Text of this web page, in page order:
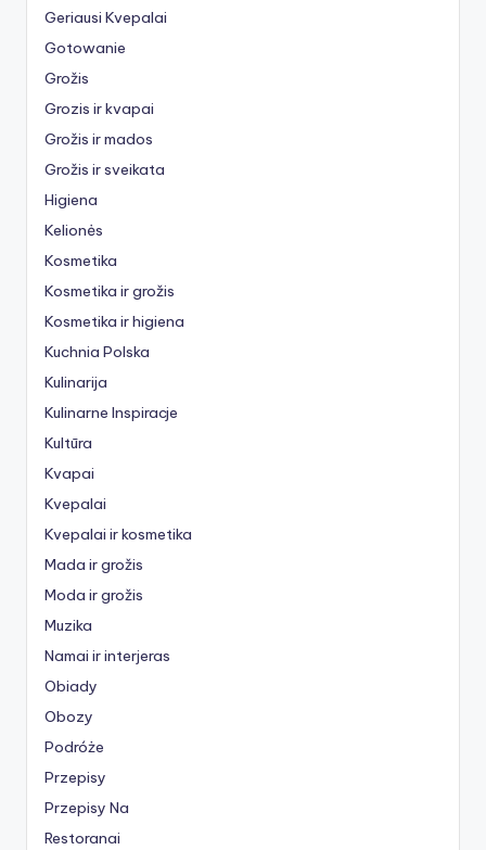
Geriausi Kvepalai
Gotowanie
Grožis
Grozis ir kvapai
Grožis ir mados
Grožis ir sveikata
Higiena
Kelionės
Kosmetika
Kosmetika ir grožis
Kosmetika ir higiena
Kuchnia Polska
Kulinarija
Kulinarne Inspiracje
Kultūra
Kvapai
Kvepalai
Kvepalai ir kosmetika
Mada ir grožis
Moda ir grožis
Muzika
Namai ir interjeras
Obiady
Obozy
Podróże
Przepisy
Przepisy Na
Restoranai